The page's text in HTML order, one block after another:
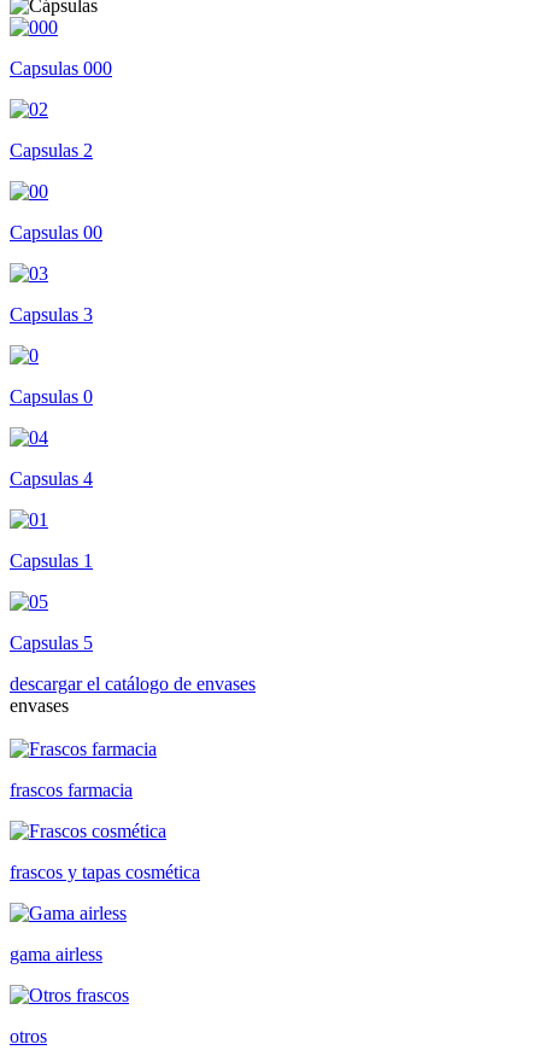
Capsulas 000
Capsulas 2
Capsulas 00
Capsulas 3
Capsulas 0
Capsulas 4
Capsulas 1
Capsulas 5
descargar el catálogo de envases
envases
frascos farmacia
frascos y tapas cosmética
gama airless
otros